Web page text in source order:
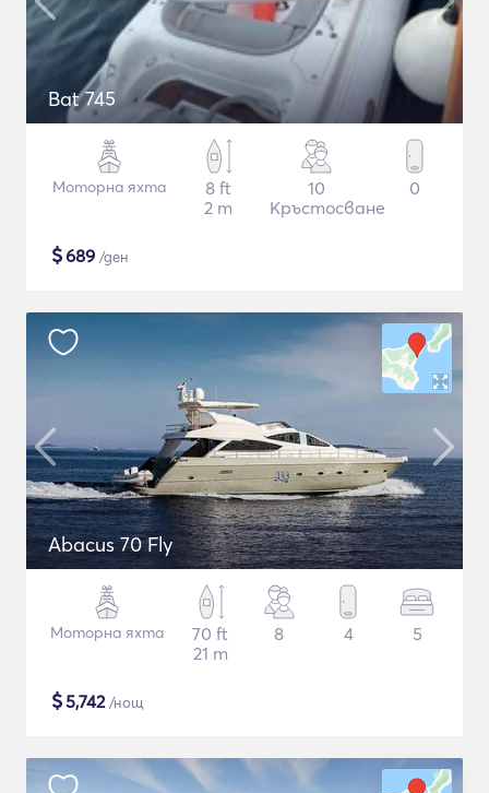
Bat 745
Моторна яхта
8 ft
2 m
10
Кръстосване
0
$689 /ден
Abacus 70 Fly
Моторна яхта
70 ft
21 m
8 4 5
$5,742/нощ